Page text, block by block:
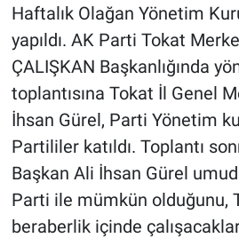
Haftalık Olağan Yönetim
yapıldı. AK Parti Tokat
ÇALIŞKAN Başkanlığında
toplantısına Tokat İl Genel
İhsan Gürel, Parti Yönetim
Partililer katıldı. Toplantı
Başkan Ali İhsan Gürel
Parti ile mümkün olduğunu,
beraberlik içinde